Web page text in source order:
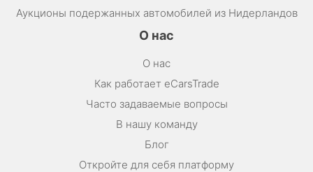
Аукционы подержанных автомобилей из Нидерландов
О нас
О нас
Как работает eCarsTrade
Часто задаваемые вопросы
В нашу команду
Блог
Откройте для себя платформу